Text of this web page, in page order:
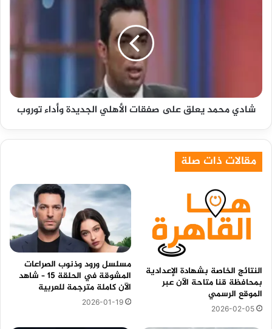
توروب
شادي محمد يعلق على صفقات الأهلي الجديدة وأداء توروب
مقالات ذات صلة
النتائج الخاصة بشهادة الإعدادية
بمحافظة قنا متاحة الآن عبر
الموقع الرسمي
2026-02-05
مسلسل ورود وذنوب الصراعات
المشوقة في الحلقة 15 – شاهد
الآن كاملة مترجمة للعربية
2026-01-19